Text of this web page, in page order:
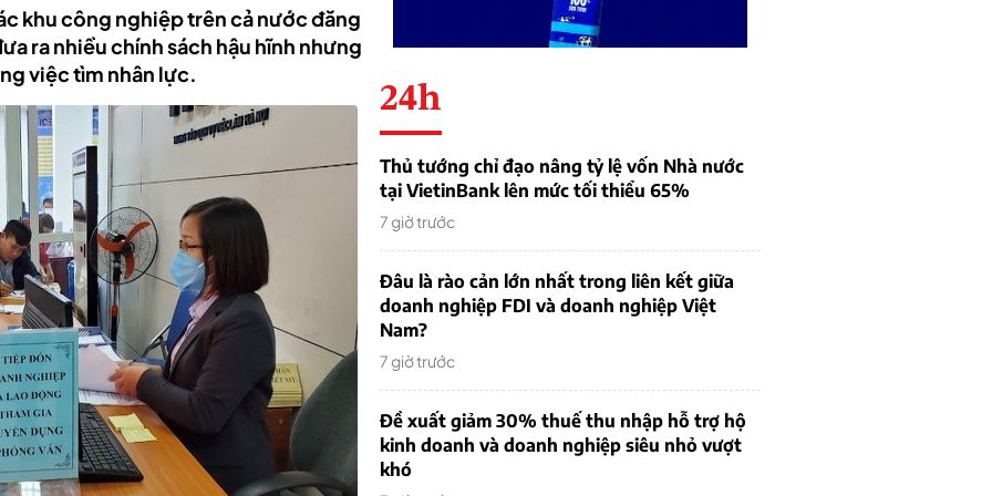
khu công nghiệp trên cả nước đăng
ra nhiều chính sách hậu hĩnh nhưng
việc tìm nhân lực.
24h
Thủ tướng chỉ đạo nâng tỷ lệ vốn Nhà nước
tại VietinBank lên mức tối thiểu 65%
7 giờ trước
Đâu là rào cản lớn nhất trong liên kết giữa
doanh nghiệp FDI và doanh nghiệp Việt
Nam?
7 giờ trước
Đề xuất giảm 30% thuế thu nhập hỗ trợ hộ
kinh doanh và doanh nghiệp siêu nhỏ vượt
khó